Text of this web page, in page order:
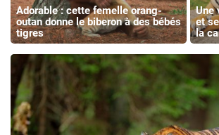
Adorable : cette femelle orang-
outan donne le biberon à des bébés
tigres
Une
et
la